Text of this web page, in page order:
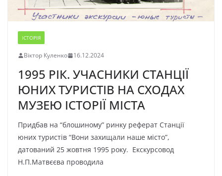
ІСТОРІЯ
Віктор Куленко 16.12.2024
1995 РІК. УЧАСНИКИ СТАНЦІЇ
ЮНИХ ТУРИСТІВ НА СХОДАХ
МУЗЕЮ ІСТОРІЇ МІСТА
Придбав на “блошиному” ринку реферат Станції
юних туристів “Вони захищали наше місто”,
датований 25 жовтня 1995 року. Екскурсовод
Н.П.Матвєєва проводила